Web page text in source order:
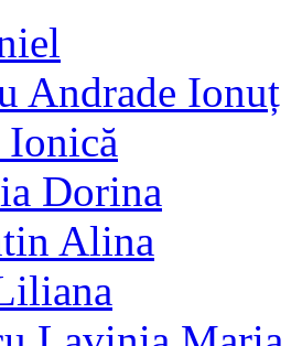
Andrade Ionuț
Ionică
Dorina
Alina